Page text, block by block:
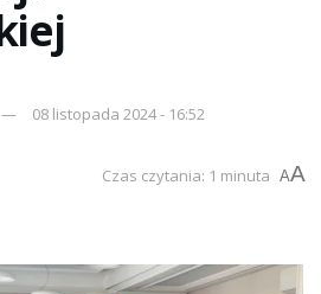
08 listopada 2024 - 16:52
Czas czytania: 1 minuta AA